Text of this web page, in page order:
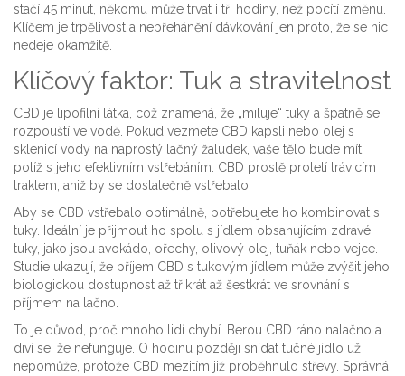
stačí 45 minut, někomu může trvat i tři hodiny, než pocítí změnu.
Klíčem je trpělivost a nepřehánění dávkování jen proto, že se nic
nedeje okamžitě.
Klíčový faktor: Tuk a stravitelnost
CBD je lipofilní látka, což znamená, že „miluje“ tuky a špatně se
rozpouští ve vodě. Pokud vezmete CBD kapsli nebo olej s
sklenicí vody na naprostý lačný žaludek, vaše tělo bude mít
potíž s jeho efektivním vstřebáním. CBD prostě proletí trávicím
traktem, aniž by se dostatečně vstřebalo.
Aby se CBD vstřebalo optimálně, potřebujete ho kombinovat s
tuky. Ideální je přijmout ho spolu s jídlem obsahujícím zdravé
tuky, jako jsou avokádo, ořechy, olivový olej, tuňák nebo vejce.
Studie ukazují, že příjem CBD s tukovým jídlem může zvýšit jeho
biologickou dostupnost až třikrát až šestkrát ve srovnání s
příjmem na lačno.
To je důvod, proč mnoho lidí chybí. Berou CBD ráno nalačno a
diví se, že nefunguje. O hodinu později snídat tučné jídlo už
nepomůže, protože CBD mezitím již proběhnulo střevy. Správná